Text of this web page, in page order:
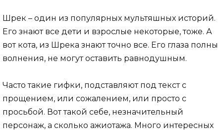
Шрек – один из популярных мультяшных историй.
Его знают все дети и взрослые некоторые, тоже. А
вот кота, из Шрека знают точно все. Его глаза полны
волнения, не могут оставить равнодушным.
Часто такие гифки, подставляют под текст с
прощением, или сожалением, или просто с
просьбой. Вот такой себе, незначительный
персонаж, а сколько ажиотажа. Много интересных